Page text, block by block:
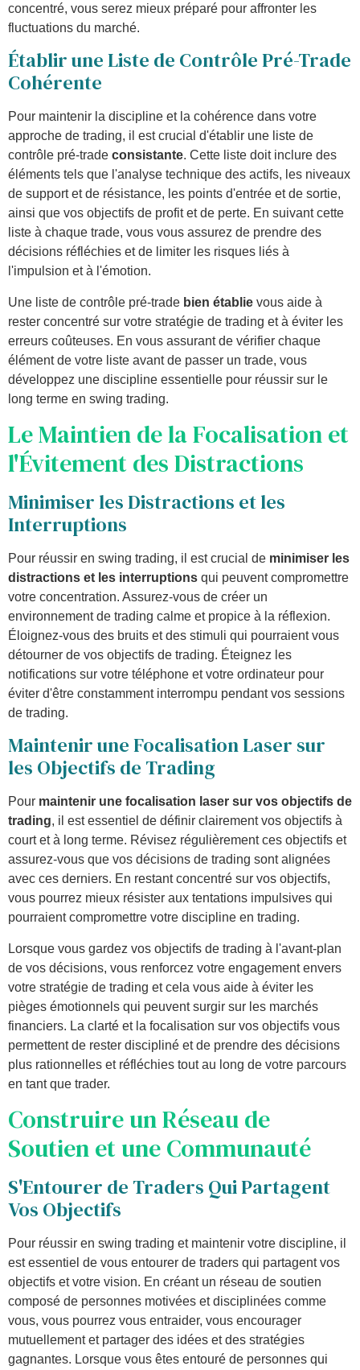
concentré, vous serez mieux préparé pour affronter les
fluctuations du marché.
Établir une Liste de Contrôle Pré-Trade
Cohérente
Pour maintenir la discipline et la cohérence dans votre
approche de trading, il est crucial d'établir une liste de
contrôle pré-trade consistante. Cette liste doit inclure des
éléments tels que l'analyse technique des actifs, les niveaux
de support et de résistance, les points d'entrée et de sortie,
ainsi que vos objectifs de profit et de perte. En suivant cette
liste à chaque trade, vous vous assurez de prendre des
décisions réfléchies et de limiter les risques liés à
l'impulsion et à l'émotion.
Une liste de contrôle pré-trade bien établie vous aide à
rester concentré sur votre stratégie de trading et à éviter les
erreurs coûteuses. En vous assurant de vérifier chaque
élément de votre liste avant de passer un trade, vous
développez une discipline essentielle pour réussir sur le
long terme en swing trading.
Le Maintien de la Focalisation et
l'Évitement des Distractions
Minimiser les Distractions et les
Interruptions
Pour réussir en swing trading, il est crucial de minimiser les
distractions et les interruptions qui peuvent compromettre
votre concentration. Assurez-vous de créer un
environnement de trading calme et propice à la réflexion.
Éloignez-vous des bruits et des stimuli qui pourraient vous
détourner de vos objectifs de trading. Éteignez les
notifications sur votre téléphone et votre ordinateur pour
éviter d'être constamment interrompu pendant vos sessions
de trading.
Maintenir une Focalisation Laser sur
les Objectifs de Trading
Pour maintenir une focalisation laser sur vos objectifs de
trading, il est essentiel de définir clairement vos objectifs à
court et à long terme. Révisez régulièrement ces objectifs et
assurez-vous que vos décisions de trading sont alignées
avec ces derniers. En restant concentré sur vos objectifs,
vous pourrez mieux résister aux tentations impulsives qui
pourraient compromettre votre discipline en trading.
Lorsque vous gardez vos objectifs de trading à l'avant-plan
de vos décisions, vous renforcez votre engagement envers
votre stratégie de trading et cela vous aide à éviter les
pièges émotionnels qui peuvent surgir sur les marchés
financiers. La clarté et la focalisation sur vos objectifs vous
permettent de rester discipliné et de prendre des décisions
plus rationnelles et réfléchies tout au long de votre parcours
en tant que trader.
Construire un Réseau de
Soutien et une Communauté
S'Entourer de Traders Qui Partagent
Vos Objectifs
Pour réussir en swing trading et maintenir votre discipline, il
est essentiel de vous entourer de traders qui partagent vos
objectifs et votre vision. En créant un réseau de soutien
composé de personnes motivées et disciplinées comme
vous, vous pourrez vous entraider, vous encourager
mutuellement et partager des idées et des stratégies
gagnantes. Lorsque vous êtes entouré de personnes qui